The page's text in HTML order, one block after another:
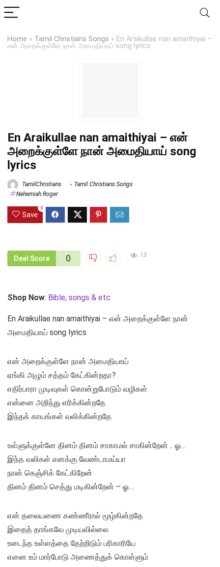
Home » Tamil Christians Songs » En Araikullae nan amaithiyai –
என் அறைக்குள்ளே நான் அமைதியாய் song lyrics
En Araikullae nan amaithiyai – என்
அறைக்குள்ளே நான் அமைதியாய் song
lyrics
TamilChristians
Tamil Christians Songs
Nehemiah Roger
Save
0
Deal Score 0 13
Shop Now: Bible, songs & etc
En Araikullae nan amaithiyai – என் அறைக்குள்ளே நான்
அமைதியாய் song lyrics
என் அறைக்குள்ளே நான் அமைதியாய்
ஏங்கி அழும் சத்தம் கேட்கின்றதா?
எதிர்பாரா முடிவுகள் கொன்றுபோடும் வழிகள்
என்னை அறிந்து எரிக்கின்றதே
இந்தக் காயங்கள் வலிக்கின்றதே
உள்ளுக்குள்னே தினம் தினம் சாகாமல் சாகின்றேன் .. ஓ…
இந்த வலிகள் எனக்கு வேண்டாமய்யா
நான் கெஞ்சிக் கேட்கிறேன்
தினம் தினம் செத்து மடிகின்றேன் – ஓ…
என் தலையணை கண்ணீரால் மூழ்கின்றதே
இதைத் தாங்கவே முடியவில்லை
உடைந்த உள்ளத்தை தேற்றிடும் பரிகாரியே
எனை உம் மார்போடு அணைத்துக் கொள்ளும்